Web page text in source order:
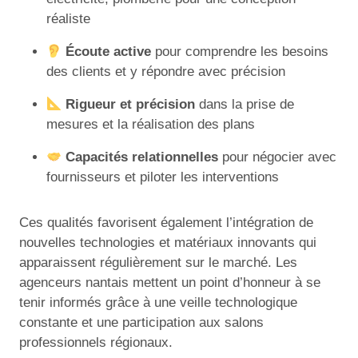
réaliste
Écoute active pour comprendre les besoins
des clients et y répondre avec précision
Rigueur et précision dans la prise de
mesures et la réalisation des plans
Capacités relationnelles pour négocier avec
fournisseurs et piloter les interventions
Ces qualités favorisent également l’intégration de
nouvelles technologies et matériaux innovants qui
apparaissent régulièrement sur le marché. Les
agenceurs nantais mettent un point d’honneur à se
tenir informés grâce à une veille technologique
constante et une participation aux salons
professionnels régionaux.